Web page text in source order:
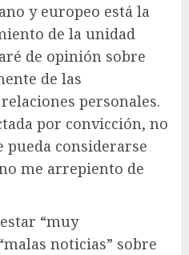
y europeo está la
de la unidad
de opinión sobre
de las
personales.
por convicción, no
pueda considerarse
me arrepiento de
“muy
noticias” sobre